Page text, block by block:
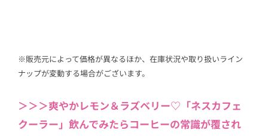
※販売元によって価格が異なるほか、在庫状況や取り扱いライン
ナップが変動する場合がございます。
＞＞＞爽やかレモン＆ラズベリー♡「ネスカフェ
クーラー」飲んでみたらコーヒーの常識が覆され